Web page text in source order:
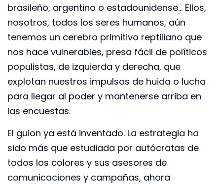
brasileño, argentino o estadounidense… Ellos,
nosotros, todos los seres humanos, aún
tenemos un cerebro primitivo reptiliano que
nos hace vulnerables, presa fácil de políticos
populistas, de izquierda y derecha, que
explotan nuestros impulsos de huida o lucha
para llegar al poder y mantenerse arriba en
las encuestas.
El guion ya está inventado. La estrategia ha
sido más que estudiada por autócratas de
todos los colores y sus asesores de
comunicaciones y campañas, ahora